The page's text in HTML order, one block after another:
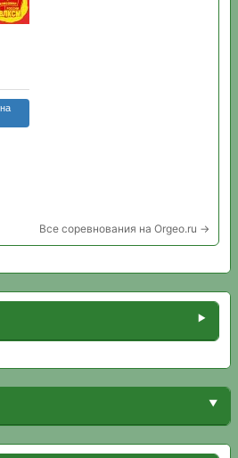
Все соревнования на Orgeo.ru →